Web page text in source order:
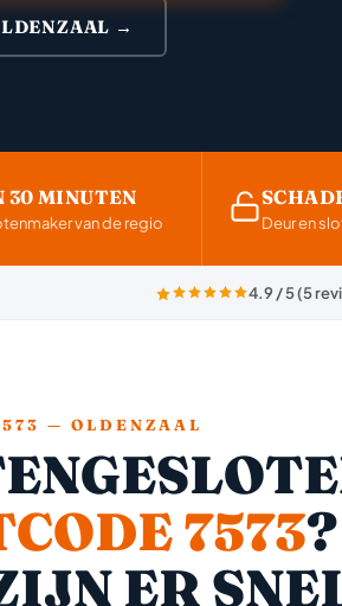
→
30 MINUTEN
van de regio Deur en
4.9 / 5 (5
— OLDENZAAL
7573?
ER